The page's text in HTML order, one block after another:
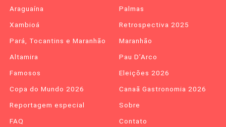
Araguaína
Palmas
Xambioá
Retrospectiva 2025
Pará, Tocantins e Maranhão
Maranhão
Altamira
Pau D’Arco
Famosos
Eleições 2026
Copa do Mundo 2026
Canaã Gastronomia 2026
Reportagem especial
Sobre
FAQ
Contato